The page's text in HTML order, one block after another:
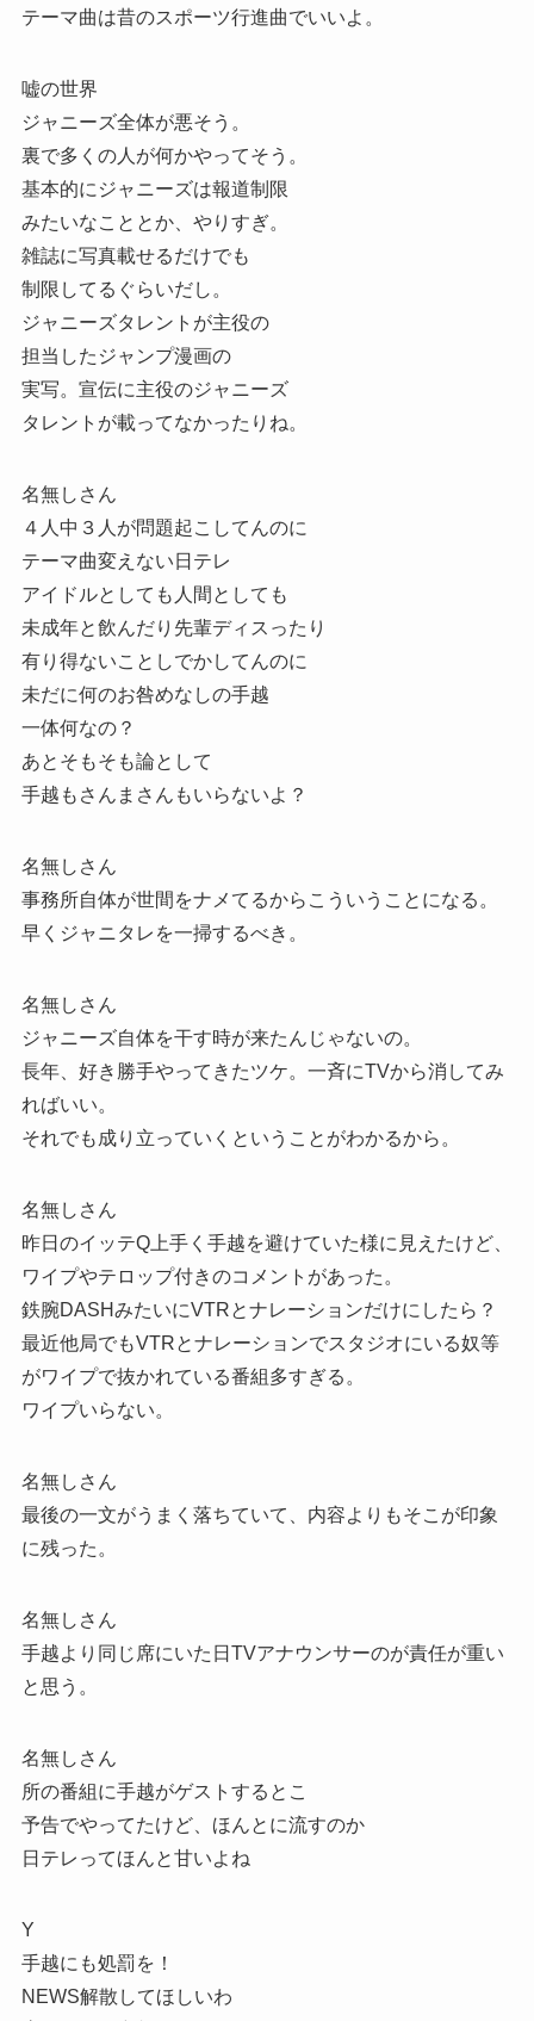
テーマ曲は昔のスポーツ行進曲でいいよ。
嘘の世界
ジャニーズ全体が悪そう。
裏で多くの人が何かやってそう。
基本的にジャニーズは報道制限
みたいなこととか、やりすぎ。
雑誌に写真載せるだけでも
制限してるぐらいだし。
ジャニーズタレントが主役の
担当したジャンプ漫画の
実写。宣伝に主役のジャニーズ
タレントが載ってなかったりね。
名無しさん
４人中３人が問題起こしてんのに
テーマ曲変えない日テレ
アイドルとしても人間としても
未成年と飲んだり先輩ディスったり
有り得ないことしでかしてんのに
未だに何のお咎めなしの手越
一体何なの？
あとそもそも論として
手越もさんまさんもいらないよ？
名無しさん
事務所自体が世間をナメてるからこういうことになる。
早くジャニタレを一掃するべき。
名無しさん
ジャニーズ自体を干す時が来たんじゃないの。
長年、好き勝手やってきたツケ。一斉にTVから消してみ
ればいい。
それでも成り立っていくということがわかるから。
名無しさん
昨日のイッテQ上手く手越を避けていた様に見えたけど、
ワイプやテロップ付きのコメントがあった。
鉄腕DASHみたいにVTRとナレーションだけにしたら？
最近他局でもVTRとナレーションでスタジオにいる奴等
がワイプで抜かれている番組多すぎる。
ワイプいらない。
名無しさん
最後の一文がうまく落ちていて、内容よりもそこが印象
に残った。
名無しさん
手越より同じ席にいた日TVアナウンサーのが責任が重い
と思う。
名無しさん
所の番組に手越がゲストするとこ
予告でやってたけど、ほんとに流すのか
日テレってほんと甘いよね
Y
手越にも処罰を！
NEWS解散してほしいわ